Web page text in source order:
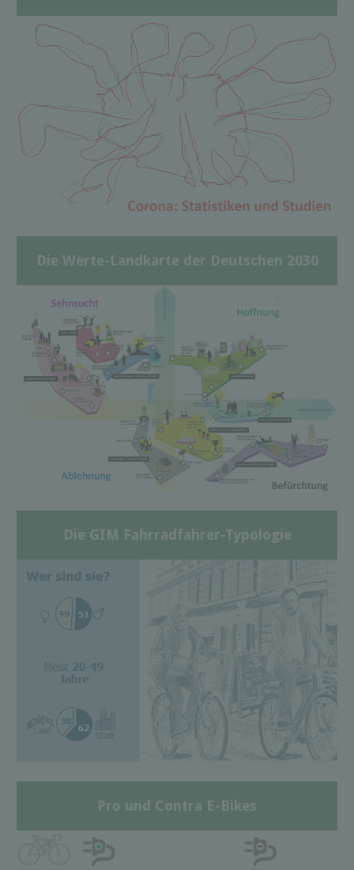
Die Werte-Landkarte der Deutschen 2030
Die GIM Fahrradfahrer-Typologie
Pro und Contra E-Bikes